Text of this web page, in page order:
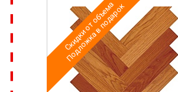
Скидки от объема
Подложка в подарок